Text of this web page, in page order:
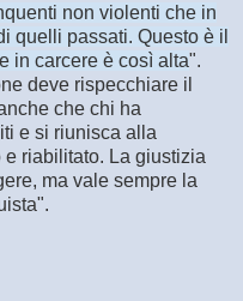
non violenti che in
quelli passati. Questo è il
in carcere è così alta".
deve rispecchiare il
che chi ha
e si riunisca alla
riabilitato. La giustizia
ma vale sempre la